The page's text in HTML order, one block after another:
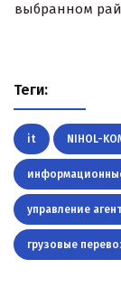
выбранном
Теги:
it NIHOL-
управление
грузовые